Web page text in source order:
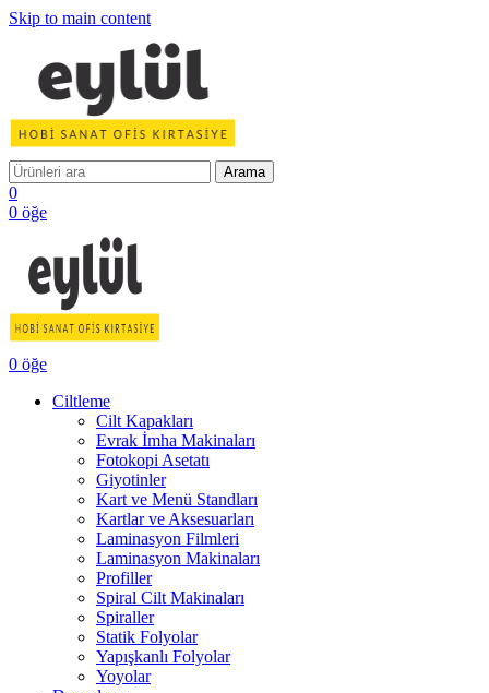
Skip to main content
Arama
0
0 öğe
0 öğe
Ciltleme
Cilt Kapakları
Evrak İmha Makinaları
Fotokopi Asetatı
Giyotinler
Kart ve Menü Standları
Kartlar ve Aksesuarları
Laminasyon Filmleri
Laminasyon Makinaları
Profiller
Spiral Cilt Makinaları
Spiraller
Statik Folyolar
Yapışkanlı Folyolar
Yoyolar